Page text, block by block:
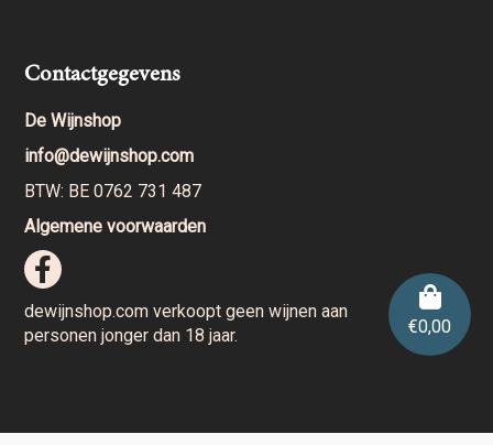
€0,00
Contactgegevens
De Wijnshop
info@dewijnshop.com
BTW: BE 0762 731 487
Algemene voorwaarden
dewijnshop.com verkoopt geen wijnen aan
personen jonger dan 18 jaar.